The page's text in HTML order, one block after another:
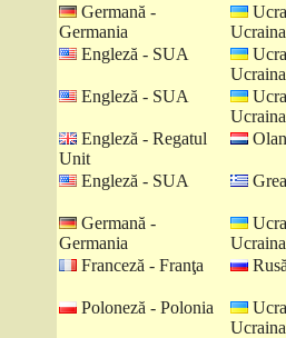
Germană -
Germania
Ucraina
Engleză - SUA
Ucraina
Engleză - SUA
Ucraina
Engleză - Regatul
Unit
Engleză - SUA
Germană -
Germania
Ucraina
Franceză - Franţa
Poloneză - Polonia
Ucraina